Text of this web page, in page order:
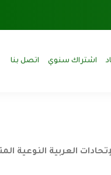
اشتراك سنوي اتصل بنا
العربية النوعية